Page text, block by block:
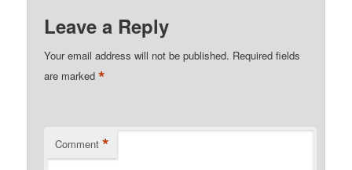
Leave a Reply
Your email address will not be published. Required fields
are marked*
Comment *